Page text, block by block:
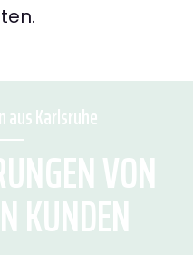
aus Karlsruhe
VON
KUNDEN